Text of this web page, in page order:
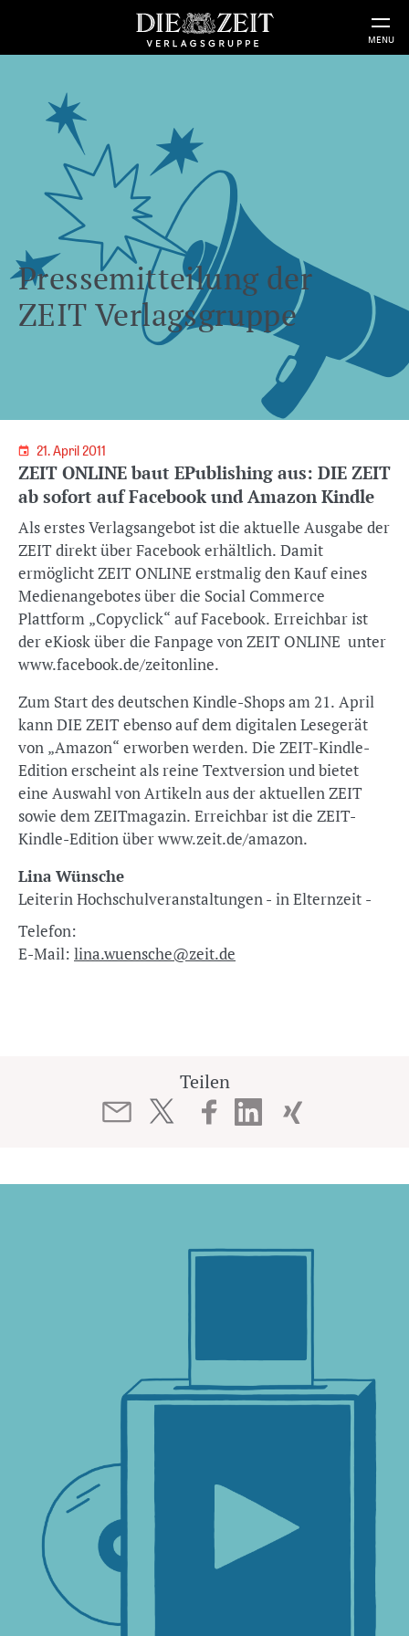
MENU
Pressemitteilung der
ZEIT Verlagsgruppe
21. April 2011
ZEIT ONLINE baut EPublishing aus: DIE ZEIT
ab sofort auf Facebook und Amazon Kindle
Als erstes Verlagsangebot ist die aktuelle Ausgabe der
ZEIT direkt über Facebook erhältlich. Damit
ermöglicht ZEIT ONLINE erstmalig den Kauf eines
Medienangebotes über die Social Commerce
Plattform „Copyclick“ auf Facebook. Erreichbar ist
der eKiosk über die Fanpage von ZEIT ONLINE unter
www.facebook.de/zeitonline.
Zum Start des deutschen Kindle-Shops am 21. April
kann DIE ZEIT ebenso auf dem digitalen Lesegerät
von „Amazon“ erworben werden. Die ZEIT-Kindle-
Edition erscheint als reine Textversion und bietet
eine Auswahl von Artikeln aus der aktuellen ZEIT
sowie dem ZEITmagazin. Erreichbar ist die ZEIT-
Kindle-Edition über www.zeit.de/amazon.
Lina Wünsche
Leiterin Hochschulveranstaltungen - in Elternzeit -
Telefon:
E-Mail: lina.wuensche@zeit.de
Teilen